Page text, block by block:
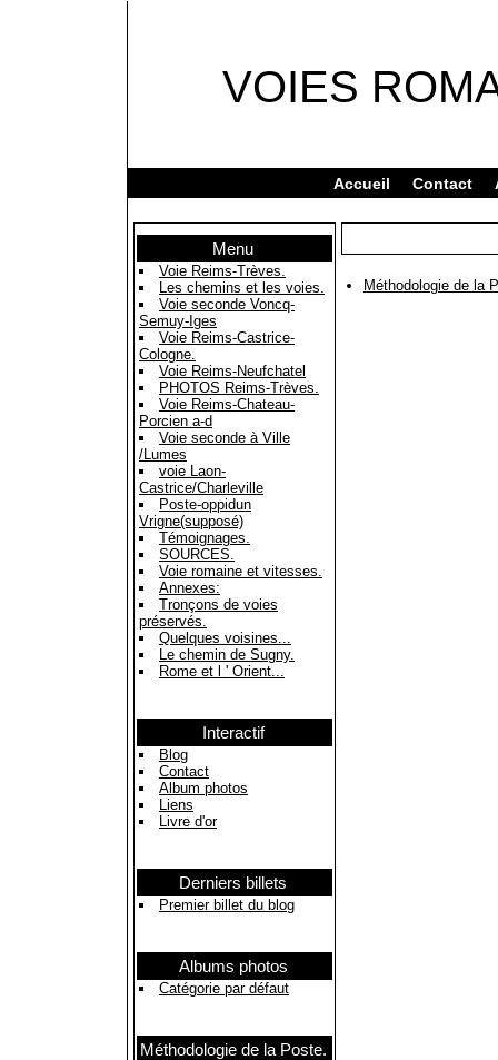
VOIES
Accueil Contact
Menu
Voie Reims-Trèves.
Les chemins et les voies.
Voie seconde Voncq-
Semuy-Iges
Voie Reims-Castrice-
Cologne.
Voie Reims-Neufchatel
PHOTOS Reims-Trèves.
Voie Reims-Chateau-
Porcien a-d
Voie seconde à Ville
/Lumes
voie Laon-
Castrice/Charleville
Poste-oppidun
Vrigne(supposé)
Témoignages.
SOURCES.
Voie romaine et vitesses.
Annexes:
Tronçons de voies
préservés.
Quelques voisines...
Le chemin de Sugny.
Rome et l ' Orient...
Interactif
Blog
Contact
Album photos
Liens
Livre d'or
Derniers billets
Premier billet du blog
Albums photos
Catégorie par défaut
Méthodologie de la Poste.
Méthodologie de la